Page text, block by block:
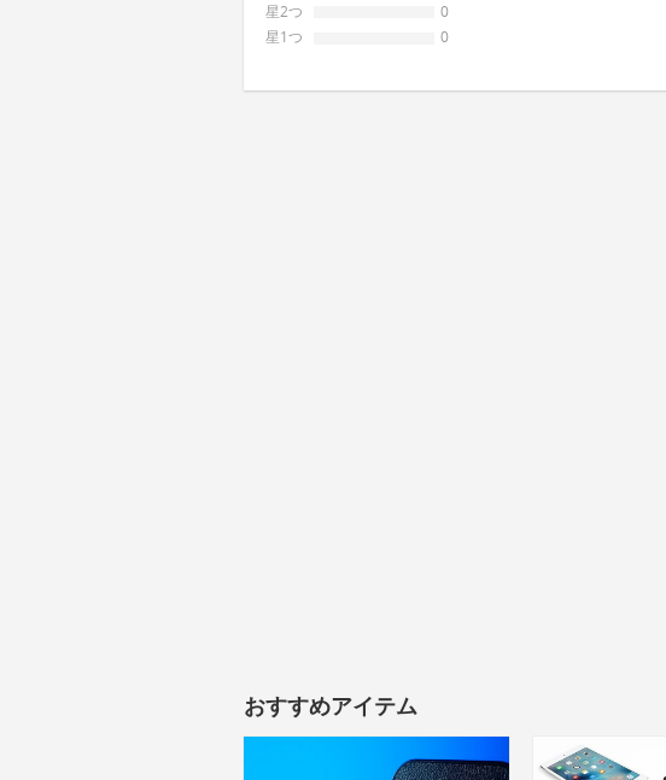
星2つ
0
星1つ
0
おすすめアイテム